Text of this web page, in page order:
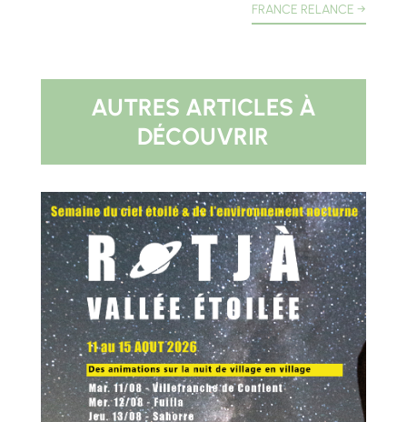
FRANCE RELANCE →
AUTRES ARTICLES À
DÉCOUVRIR